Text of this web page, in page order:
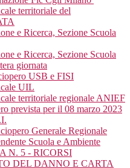
territoriale del
e Ricerca, Sezione Scuola
e Ricerca, Sezione Scuola
giornata
USB e FISI
UIL
territoriale regionale ANIEF
prevista per il 08 marzo 2023
Generale Regionale
Scuola e Ambiente
N. 5 - RICORSI
DEL DANNO E CARTA